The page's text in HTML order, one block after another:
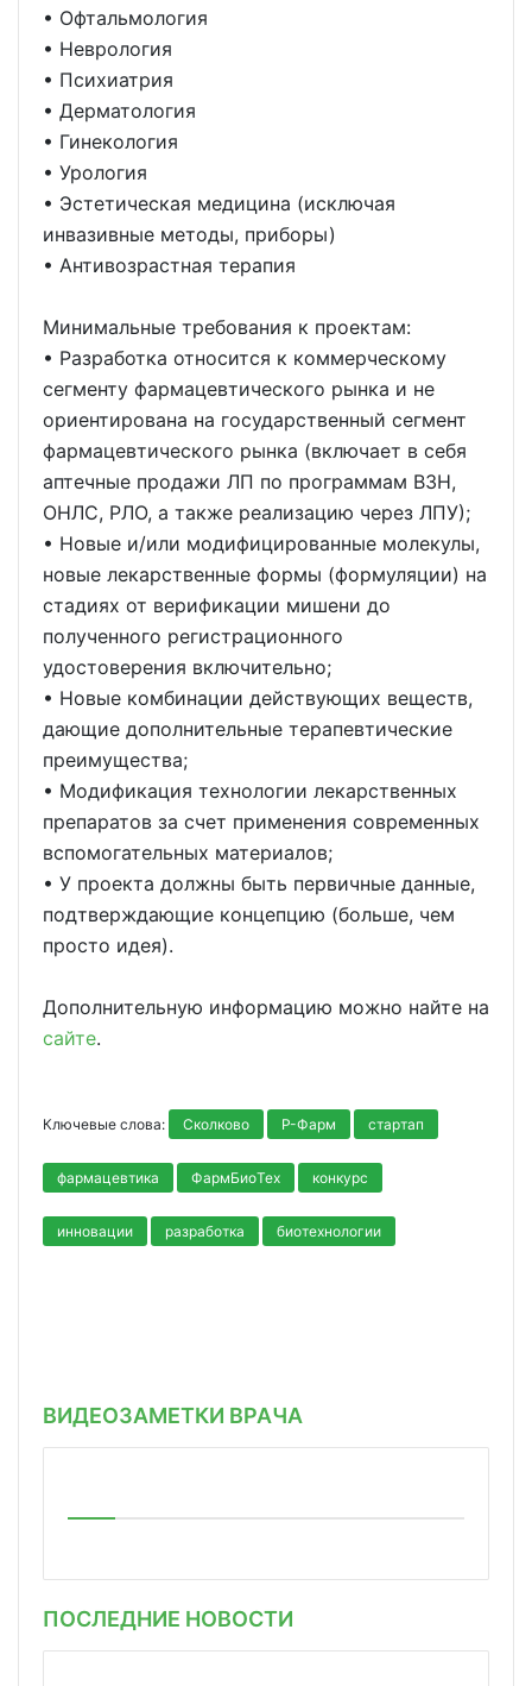
• Офтальмология
• Неврология
• Психиатрия
• Дерматология
• Гинекология
• Урология
• Эстетическая медицина (исключая
инвазивные методы, приборы)
• Антивозрастная терапия
Минимальные требования к проектам:
• Разработка относится к коммерческому
сегменту фармацевтического рынка и не
ориентирована на государственный сегмент
фармацевтического рынка (включает в себя
аптечные продажи ЛП по программам ВЗН,
ОНЛС, РЛО, а также реализацию через ЛПУ);
• Новые и/или модифицированные молекулы,
новые лекарственные формы (формуляции) на
стадиях от верификации мишени до
полученного регистрационного
удостоверения включительно;
• Новые комбинации действующих веществ,
дающие дополнительные терапевтические
преимущества;
• Модификация технологии лекарственных
препаратов за счет применения современных
вспомогательных материалов;
• У проекта должны быть первичные данные,
подтверждающие концепцию (больше, чем
просто идея).
Дополнительную информацию можно найте на
сайте.
Ключевые слова: Сколково Р-Фарм стартап
фармацевтика ФармБиоТех конкурс
инновации разработка биотехнологии
ВИДЕОЗАМЕТКИ ВРАЧА
ПОСЛЕДНИЕ НОВОСТИ